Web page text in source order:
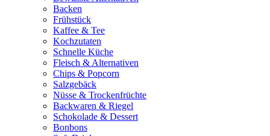
Backen
Frühstück
Kaffee & Tee
Kochzutaten
Schnelle Küche
Fleisch & Alternativen
Chips & Popcorn
Salzgebäck
Nüsse & Trockenfrüchte
Backwaren & Riegel
Schokolade & Dessert
Bonbons